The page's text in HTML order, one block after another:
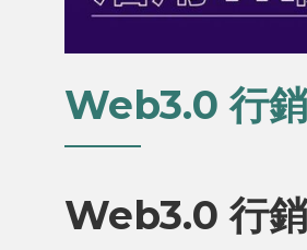
Web3.0 行
Web3.0 行